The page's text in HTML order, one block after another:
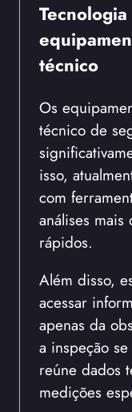
técnico
Os
técnico de
isso,
com
análises mais
rápidos.
Além disso,
acessar
apenas da
a inspeção
reúne dados
medições